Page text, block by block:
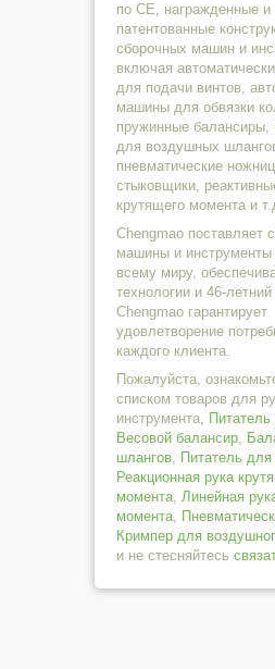
по CE, награжденные и
патентованные
сборочных машин и
включая
для подачи винтов,
машины для обвязки
пружинные балансиры,
для воздушных
пневматические
стыковщики,
крутящего момента и
Chengmao поставляет
машины и инструменты
всему миру,
технологии и 46-
Chengmao гарантирует
удовлетворение
каждого клиента.
Пожалуйста,
списком товаров для
инструмента,
Весовой балансир,
шлангов, Питатель для
Реакционная рука
момента, Линейная
момента,
Кримпер для
и не стесняйтесь